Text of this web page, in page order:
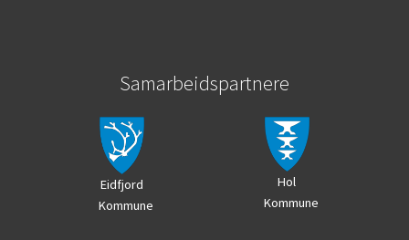
Samarbeidspartnere
Eidfjord
Kommune
Hol
Kommune